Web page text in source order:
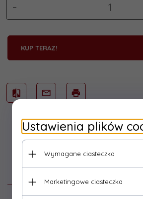
KUP TERAZ!
Ustawienia plików
Wymagane ciasteczka
Marketingowe ciasteczka